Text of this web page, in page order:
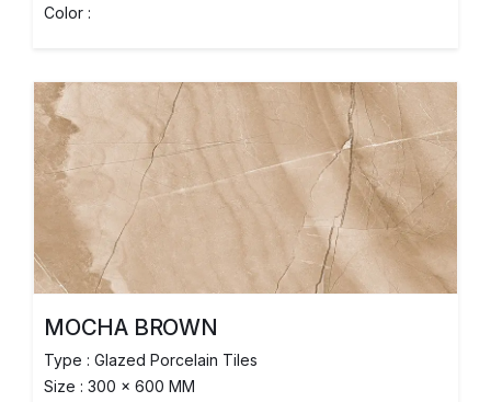
Color :
MOCHA BROWN
Type : Glazed Porcelain Tiles
Size : 300 x 600 MM